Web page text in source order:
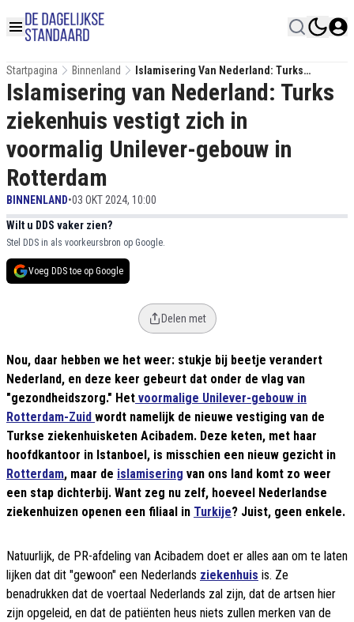
Startpagina Binnenland
Islamisering Van Nederland: Turks
Ziekenhuis Vestigt Zich In Voormalig
Unilever-Gebouw In Rotterdam
Islamisering van Nederland: Turks
ziekenhuis vestigt zich in
voormalig Unilever-gebouw in
Rotterdam
BINNENLAND•03 OKT 2024, 10:00
Wilt u DDS vaker zien?
Stel DDS in als voorkeursbron op Google.
Voeg DDS toe op Google
Delen met
Nou, daar hebben we het weer: stukje bij beetje verandert
Nederland, en deze keer gebeurt dat onder de vlag van
"gezondheidszorg." Het voormalige Unilever-gebouw in
Rotterdam-Zuid wordt namelijk de nieuwe vestiging van de
Turkse ziekenhuisketen Acibadem. Deze keten, met haar
hoofdkantoor in Istanboel, is misschien een nieuw gezicht in
Rotterdam, maar de islamisering van ons land komt zo weer
een stap dichterbij. Want zeg nu zelf, hoeveel Nederlandse
ziekenhuizen openen een filiaal in Turkije? Juist, geen enkele.
Natuurlijk, de PR-afdeling van Acibadem doet er alles aan om te laten
lijken dat dit "gewoon" een Nederlands ziekenhuis is. Ze
benadrukken dat de voertaal Nederlands zal zijn, dat de artsen hier
zijn opgeleid, en dat de patiënten heus niets zullen merken van de